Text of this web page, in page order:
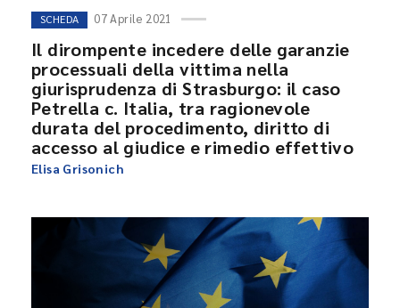
SCHEDA 07 Aprile 2021
Il dirompente incedere delle garanzie
processuali della vittima nella
giurisprudenza di Strasburgo: il caso
Petrella c. Italia, tra ragionevole
durata del procedimento, diritto di
accesso al giudice e rimedio effettivo
Elisa Grisonich